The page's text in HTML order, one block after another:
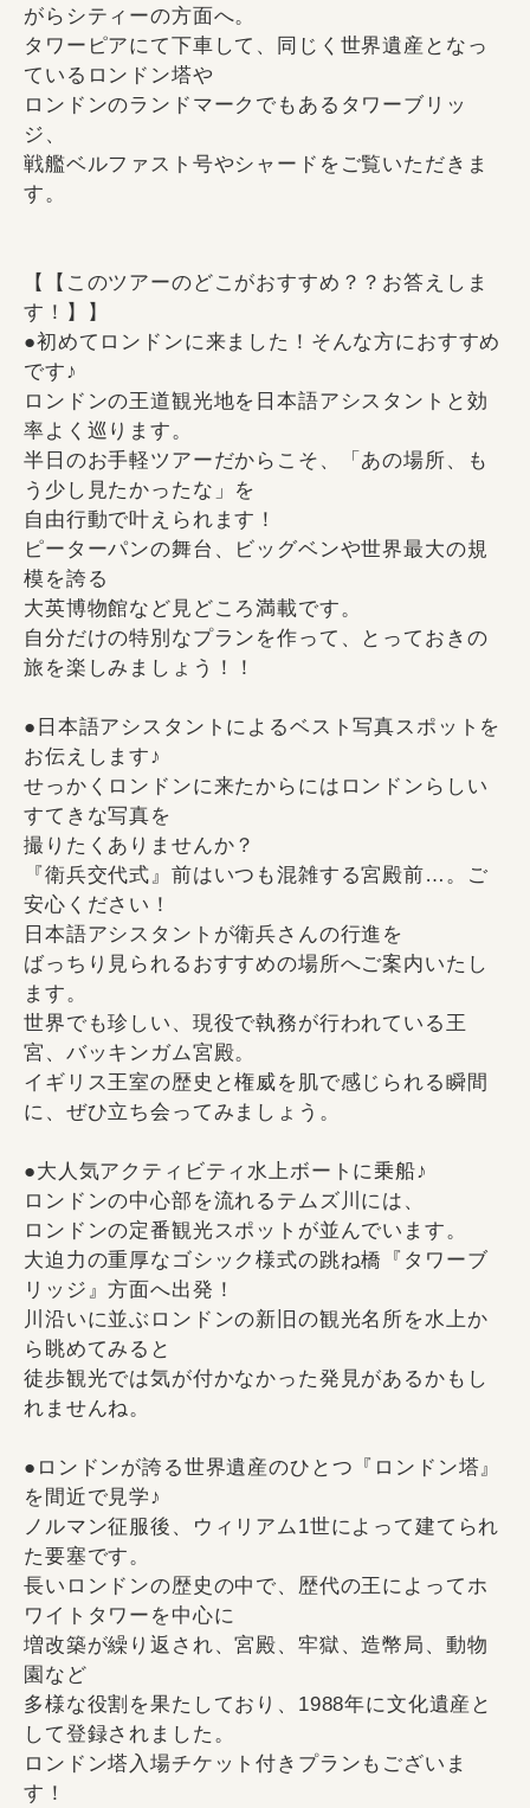
がらシティーの方面へ。
タワーピアにて下車して、同じく世界遺産となっ
ているロンドン塔や
ロンドンのランドマークでもあるタワーブリッ
ジ、
戦艦ベルファスト号やシャードをご覧いただきま
す。
【【このツアーのどこがおすすめ？？お答えしま
す！】】
●初めてロンドンに来ました！そんな方におすすめ
です♪
ロンドンの王道観光地を日本語アシスタントと効
率よく巡ります。
半日のお手軽ツアーだからこそ、「あの場所、も
う少し見たかったな」を
自由行動で叶えられます！
ピーターパンの舞台、ビッグベンや世界最大の規
模を誇る
大英博物館など見どころ満載です。
自分だけの特別なプランを作って、とっておきの
旅を楽しみましょう！！
●日本語アシスタントによるベスト写真スポットを
お伝えします♪
せっかくロンドンに来たからにはロンドンらしい
すてきな写真を
撮りたくありませんか？
『衛兵交代式』前はいつも混雑する宮殿前…。ご
安心ください！
日本語アシスタントが衛兵さんの行進を
ばっちり見られるおすすめの場所へご案内いたし
ます。
世界でも珍しい、現役で執務が行われている王
宮、バッキンガム宮殿。
イギリス王室の歴史と権威を肌で感じられる瞬間
に、ぜひ立ち会ってみましょう。
●大人気アクティビティ水上ボートに乗船♪
ロンドンの中心部を流れるテムズ川には、
ロンドンの定番観光スポットが並んでいます。
大迫力の重厚なゴシック様式の跳ね橋『タワーブ
リッジ』方面へ出発！
川沿いに並ぶロンドンの新旧の観光名所を水上か
ら眺めてみると
徒歩観光では気が付かなかった発見があるかもし
れませんね。
●ロンドンが誇る世界遺産のひとつ『ロンドン塔』
を間近で見学♪
ノルマン征服後、ウィリアム1世によって建てられ
た要塞です。
長いロンドンの歴史の中で、歴代の王によってホ
ワイトタワーを中心に
増改築が繰り返され、宮殿、牢獄、造幣局、動物
園など
多様な役割を果たしており、1988年に文化遺産と
して登録されました。
ロンドン塔入場チケット付きプランもございま
す！